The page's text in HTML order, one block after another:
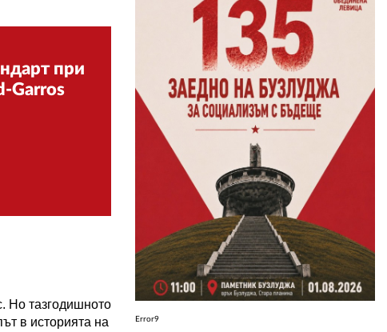
при
Garros
Но тазгодишното
в историята на
Error9
АВТОРИ
РЕДАКЦИЯ
РЕКЛАМА
АБОНАМЕНТ
УСЛОВИЯ ЗА ПОЛЗВАНЕ
ПОЛИТИКА ЗА БИСКВИТКИТЕ
ПОЛИТИКАТА ЗА